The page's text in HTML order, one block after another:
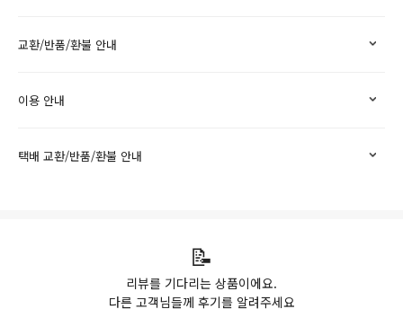
교환/반품/환불 안내
이용 안내
택배 교환/반품/환불 안내
📝
리뷰를 기다리는 상품이에요.
다른 고객님들께 후기를 알려주세요